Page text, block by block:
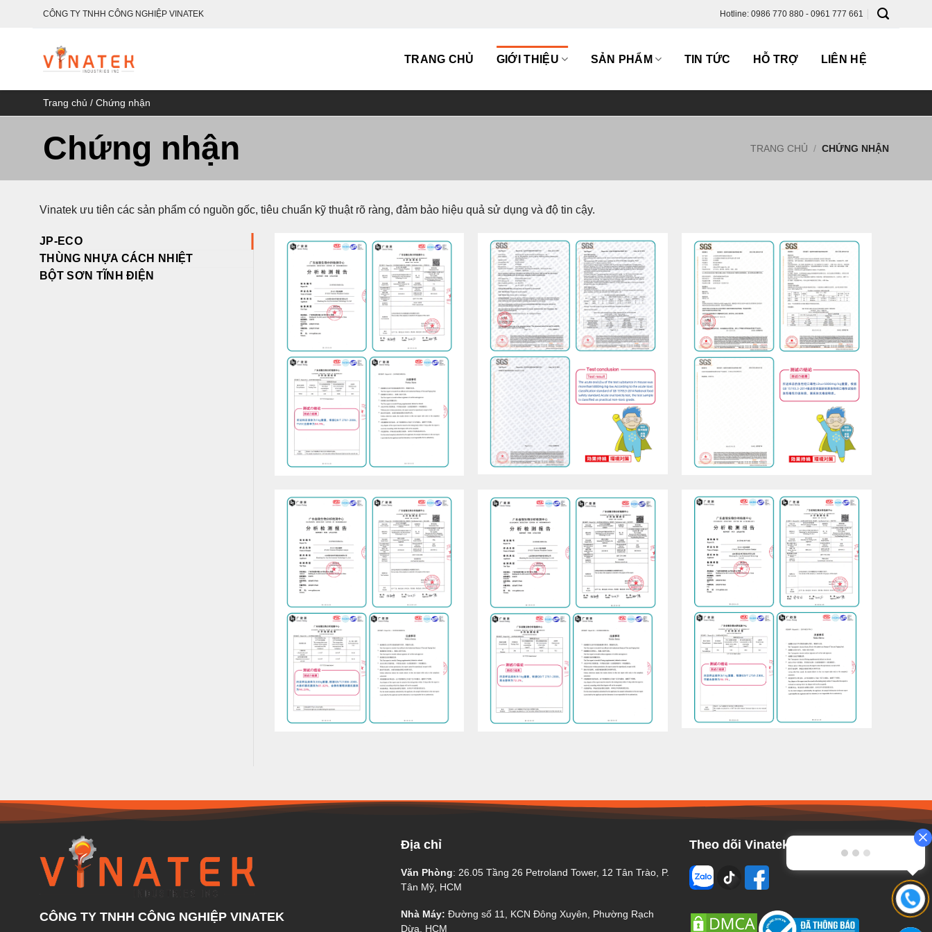
CÔNG TY TNHH CÔNG NGHIỆP VINATEK Hotline: 0986 770 880 - 0961 777 661
TRANG CHỦ GIỚI THIỆU SẢN PHẨM TIN TỨC HỖ TRỢ LIÊN HỆ
Trang chủ / Chứng nhận
Chứng nhận TRANG CHỦ / CHỨNG NHẬN
Vinatek ưu tiên các sản phẩm có nguồn gốc, tiêu chuẩn kỹ thuật rõ ràng, đảm bảo hiệu quả sử dụng và độ tin cậy.
JP-ECO
THÙNG NHỰA CÁCH NHIỆT
BỘT SƠN TĨNH ĐIỆN
CÔNG TY TNHH CÔNG NGHIỆP VINATEK
Địa chỉ
Văn Phòng: 26.05 Tầng 26 Petroland Tower, 12 Tân Trào, P.
Tân Mỹ, HCM
Nhà Máy: Đường số 11, KCN Đông Xuyên, Phường Rạch
Dừa, HCM
Theo dõi Vinatek